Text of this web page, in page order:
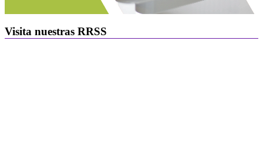
Visita nuestras RRSS